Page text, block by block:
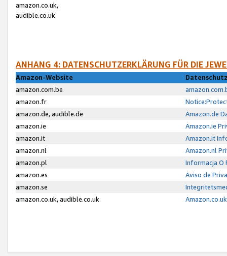
amazon.co.uk,
audible.co.uk
ANHANG 4: DATENSCHUTZERKLÄRUNG FÜR DIE
Amazon-Website
amazon.com.be
amazon.fr
amazon.de, audible.de
Amazon.de
amazon.ie
Amazon.ie
amazon.it
Amazon.it
amazon.nl
Amazon.nl
amazon.pl
Informacja O
amazon.es
Aviso de
amazon.se
amazon.co.uk, audible.co.uk